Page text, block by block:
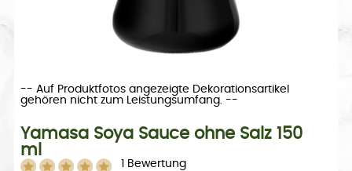
-- Auf Produktfotos angezeigte Dekorationsartikel
gehören nicht zum Leistungsumfang. --
Yamasa Soya Sauce ohne Salz 150
ml
1 Bewertung